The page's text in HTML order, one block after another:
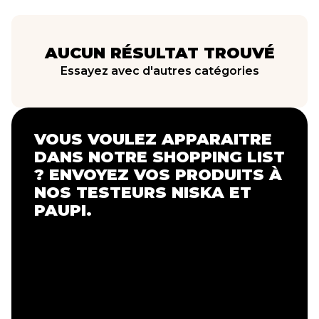
AUCUN RÉSULTAT TROUVÉ
Essayez avec d'autres catégories
VOUS VOULEZ APPARAITRE
DANS NOTRE SHOPPING LIST
? ENVOYEZ VOS PRODUITS À
NOS TESTEURS NISKA ET
PAUPI.